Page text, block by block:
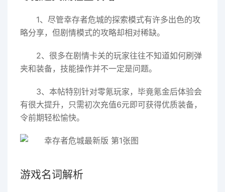
1、尽管幸存者危城的探索模式有许多出色的攻
略分享，但剧情模式的攻略却相对稀缺。
2、很多在剧情卡关的玩家往往不知道如何刷弹
夹和装备，技能操作并不一定是问题。
3、本帖特别针对零氪玩家，毕竟氪金后体验会
有很大提升，只需初次充值6元即可获得优质装备，
令前期轻松愉快。
游戏名词解析